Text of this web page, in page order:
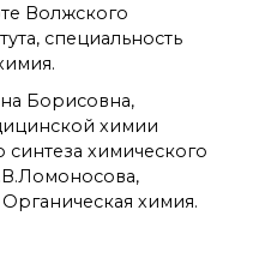
Волжского
специальность
Борисовна,
химии
синтеза химического
химия.